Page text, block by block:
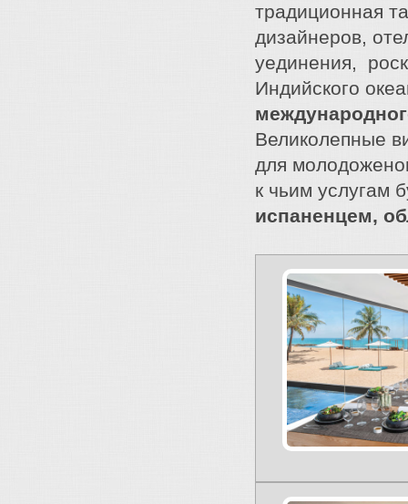
традиционная
дизайнеров,
уединения,
Индийского
Великолепные
для
к чьим услугам
испаненцем,